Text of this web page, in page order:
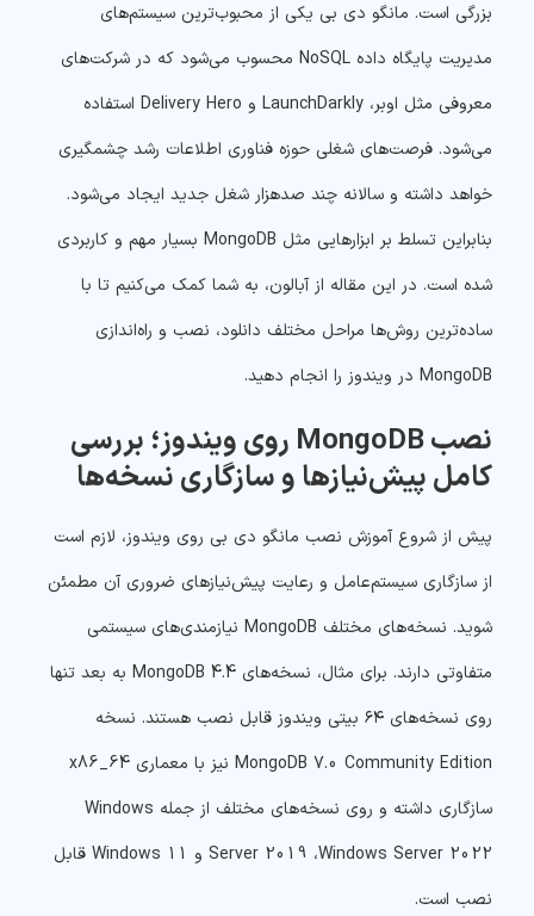
بزرگی است. مانگو دی بی یکی از محبوب‌ترین سیستم‌های
مدیریت پایگاه داده NoSQL محسوب می‌شود که در شرکت‌های
معروفی مثل اوبر، LaunchDarkly و Delivery Hero استفاده
می‌شود. فرصت‌های شغلی حوزه فناوری اطلاعات رشد چشمگیری
خواهد داشته و سالانه چند صدهزار شغل جدید ایجاد می‌شود.
بنابراین تسلط بر ابزارهایی مثل MongoDB بسیار مهم و کاربردی
شده است. در این مقاله از آبالون، به شما کمک می‌کنیم تا با
ساده‌ترین روش‌ها مراحل مختلف دانلود، نصب و راه‌اندازی
MongoDB در ویندوز را انجام دهید.
نصب MongoDB روی ویندوز؛ بررسی
کامل پیش‌نیازها و سازگاری نسخه‌ها
پیش از شروع آموزش نصب مانگو دی بی روی ویندوز، لازم است
از سازگاری سیستم‌عامل و رعایت پیش‌نیازهای ضروری آن مطمئن
شوید. نسخه‌های مختلف MongoDB نیازمندی‌های سیستمی
متفاوتی دارند. برای مثال، نسخه‌های MongoDB 4.4 به بعد تنها
روی نسخه‌های ۶۴ بیتی ویندوز قابل نصب هستند. نسخه
MongoDB 7.0 Community Edition نیز با معماری x86_64
سازگاری داشته و روی نسخه‌های مختلف از جمله Windows
Server 2019 ،Windows Server 2022 و Windows 11 قابل
نصب است.